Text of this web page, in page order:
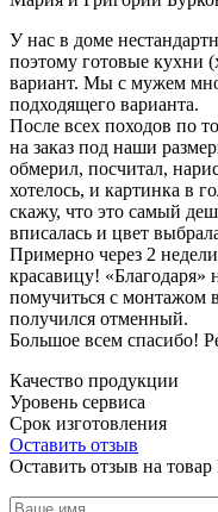
У нас в доме
поэтому готовые кухни
вариант. Мы с мужем
подходящего варианта.
После всех походов по
на заказ под наши
обмерил, посчитал,
хотелось, и картинка в
скажу, что это самый
вписалась и цвет
Примерно через 2
красавицу!
помучиться с монтажом
получился отменный.
Большое всем спасибо!
Качество продукции
Уровень сервиса
Срок изготовления
Оставить отзыв
Оставить отзыв на